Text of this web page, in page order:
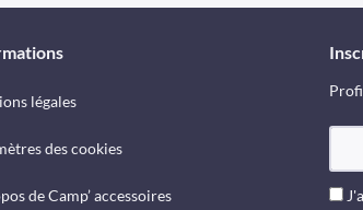
légales
des cookies
de Camp’ accessoires